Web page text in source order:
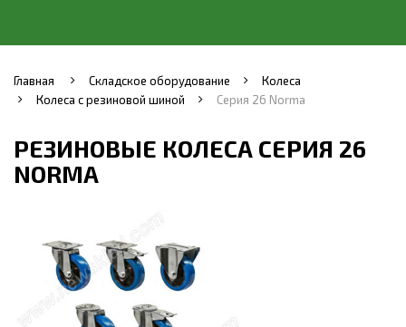
Главная Складское оборудование
Колеса
Колеса с резиновой шиной
Серия 26 Norma
РЕЗИНОВЫЕ КОЛЕСА СЕРИЯ 26
NORMA